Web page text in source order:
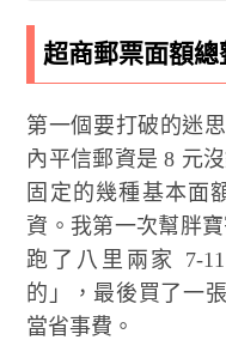
超商郵票面額
第一個要打破的迷
內平信郵資是 8 元
固定的幾種基本面
資。我第一次幫胖
跑了八里兩家 7-
的」，最後買了一
當省事費。